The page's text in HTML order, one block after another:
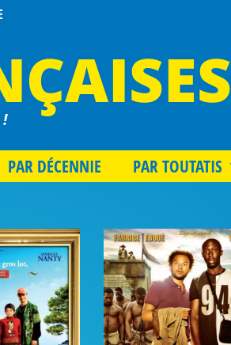
!
PAR DÉCENNIE PAR TOUTATIS